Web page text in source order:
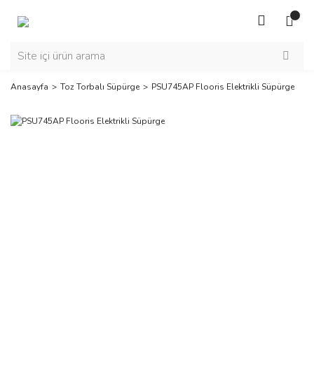
Anasayfa Toz Torbalı Süpürge PSU745AP Flooris Elektrikli Süpürge